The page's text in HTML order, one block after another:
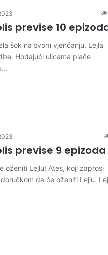
previse 10
šok na svom vjenčanju, Lejla
Hodajući ulicama plače
previse 9 epizoda
oženiti Lejlu! Ates, koji zaprosi
da će oženiti Lejlu.